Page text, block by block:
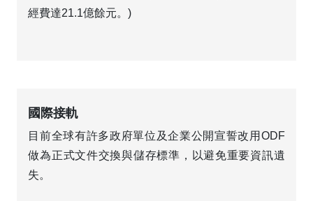
經費達21.1億餘元。)
國際接軌
目前全球有許多政府單位及企業公開宣誓改用ODF
做為正式文件交換與儲存標準，以避免重要資訊遺
失。